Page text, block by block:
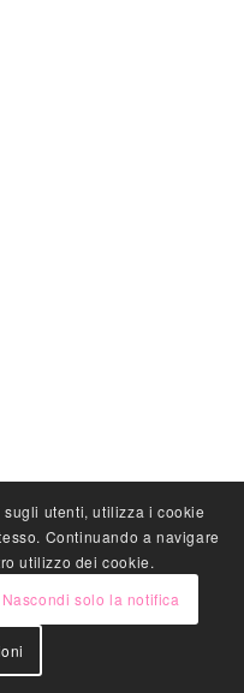
utenti, utilizza i cookie
Continuando a navigare
utilizzo dei cookie.
Nascondi solo la notifica